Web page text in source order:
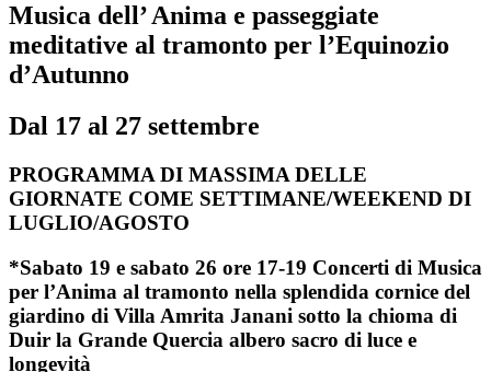
Musica dell’ Anima e passeggiate
meditative al tramonto per l’Equinozio
d’Autunno
Dal 17 al 27 settembre
PROGRAMMA DI MASSIMA DELLE
GIORNATE COME SETTIMANE/WEEKEND DI
LUGLIO/AGOSTO
*Sabato 19 e sabato 26 ore 17-19 Concerti di Musica
per l’Anima al tramonto nella splendida cornice del
giardino di Villa Amrita Janani sotto la chioma di
Duir la Grande Quercia albero sacro di luce e
longevità